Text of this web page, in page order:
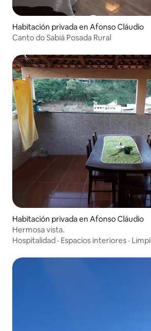
Habitación privada en Afonso Cláudio
Canto do Sabiá Posada Rural
Habitación privada en Afonso Cláudio
Hermosa vista.
Hospitalidad · Espacios interiores ·